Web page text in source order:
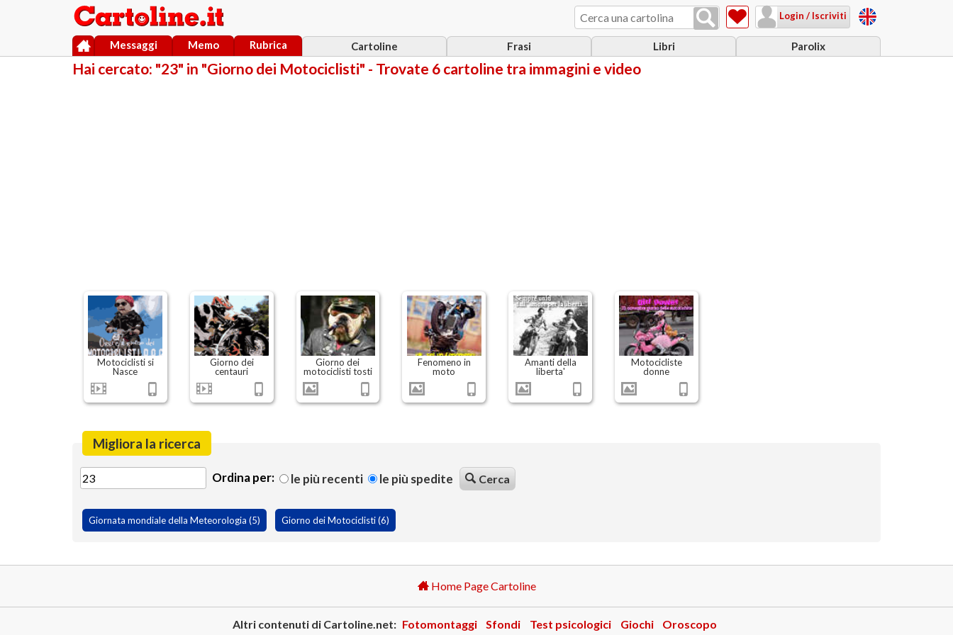
Login / Iscriviti
Cartoline Frasi Libri Parolix
Messaggi Memo Rubrica
Hai cercato: "23" in "Giorno dei Motociclisti" - Trovate 6 cartoline tra immagini e video
Motociclisti si
Nasce
Giorno dei
centauri
Giorno dei
motociclisti tosti
Fenomeno in
moto
Amanti della
liberta'
Motocicliste
donne
Migliora la ricerca
Ordina per: le più recenti le più spedite Cerca
Giornata mondiale della Meteorologia (5) Giorno dei Motociclisti (6)
Home Page Cartoline
Altri contenuti di Cartoline.net: Fotomontaggi Sfondi Test psicologici Giochi Oroscopo